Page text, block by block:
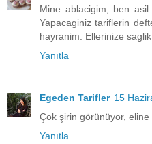
Mine ablacigim, ben asil
Yapacaginiz tariflerin
hayranim. Ellerinize saglik
Yanıtla
Egeden Tarifler 15
Çok şirin görünüyor, eline
Yanıtla